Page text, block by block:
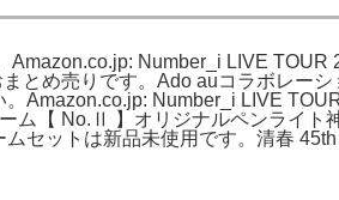
Amazon.co.jp: Number_i LIVE
とめ売りです。Ado auコラボレー
Amazon.co.jp: Number_i LIVE
【 No.Ⅱ 】オリジナルペンライト
ムセットは新品未使用です。清春